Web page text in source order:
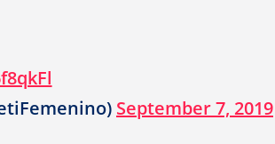
September 7, 2019